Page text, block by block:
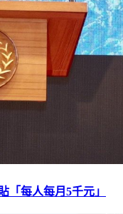
「每人每月5千元」